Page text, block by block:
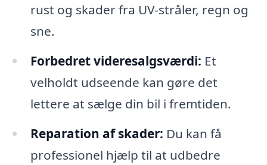
rust og skader fra UV-stråler, regn og
sne.
Forbedret videresalgsværdi: Et
velholdt udseende kan gøre det
lettere at sælge din bil i fremtiden.
Reparation af skader: Du kan få
professionel hjælp til at udbedre